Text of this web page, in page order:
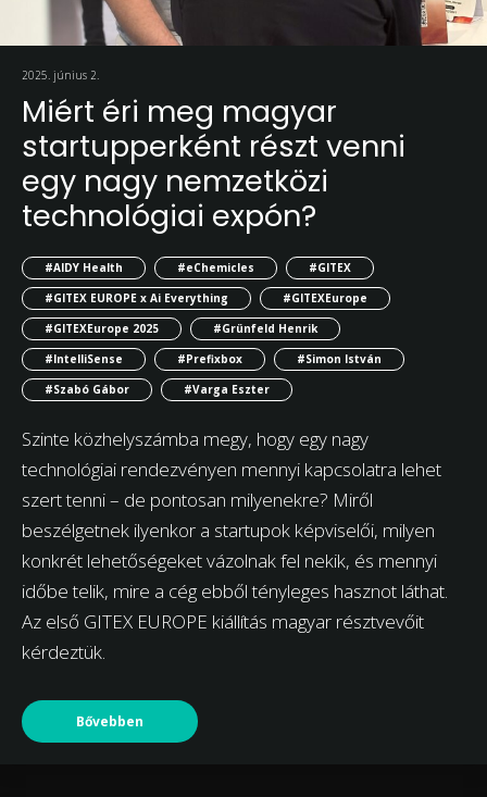
2025. június 2.
Miért éri meg magyar
startupperként részt venni
egy nagy nemzetközi
technológiai expón?
#AIDY Health #eChemicles
#GITEX
#GITEX EUROPE x Ai Everything
#GITEXEurope
#GITEXEurope 2025
#Grünfeld Henrik
#IntelliSense
#Prefixbox
#Simon István
#Szabó Gábor
#Varga Eszter
Szinte közhelyszámba megy, hogy egy nagy
technológiai rendezvényen mennyi kapcsolatra lehet
szert tenni – de pontosan milyenekre? Miről
beszélgetnek ilyenkor a startupok képviselői, milyen
konkrét lehetőségeket vázolnak fel nekik, és mennyi
időbe telik, mire a cég ebből tényleges hasznot láthat.
Az első GITEX EUROPE kiállítás magyar résztvevőit
kérdeztük.
Bővebben